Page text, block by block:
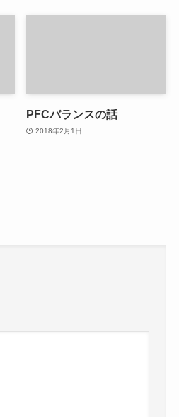
PFCバランスの話
2018年2月1日